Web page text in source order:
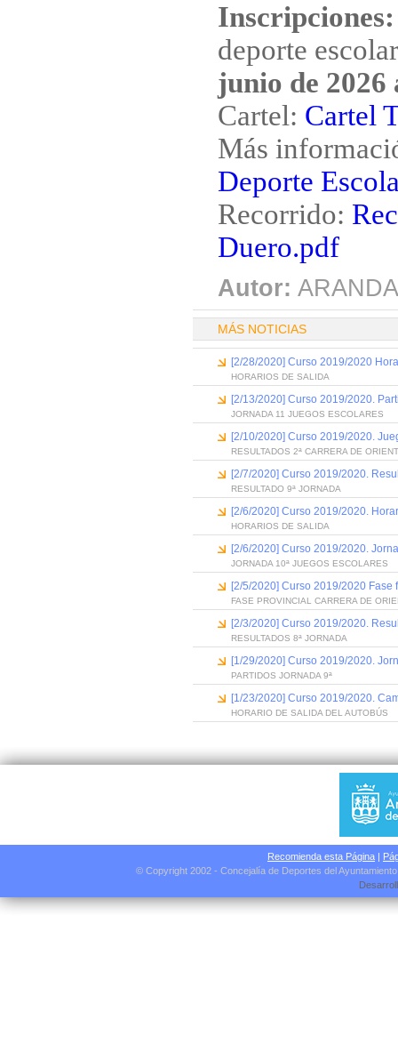
Inscripciones:
deporte
junio de 2026
Cartel: Cartel
Más
Deporte
Recorrido:
Duero.pdf
Autor:
MÁS NOTICIAS
[2/28/2020] Curso 2019/2020
HORARIOS DE SALIDA
[2/13/2020] Curso 2019/2020.
JORNADA 11 JUEGOS ESCOLARES
[2/10/2020] Curso 2019/2020.
RESULTADOS 2ª CARRERA DE
[2/7/2020] Curso 2019/2020.
RESULTADO 9ª JORNADA
[2/6/2020] Curso 2019/2020.
HORARIOS DE SALIDA
[2/6/2020] Curso 2019/2020.
JORNADA 10ª JUEGOS ESCOLARES
[2/5/2020] Curso 2019/2020
FASE PROVINCIAL CARRERA DE
[2/3/2020] Curso 2019/2020.
RESULTADOS 8ª JORNADA
[1/29/2020] Curso 2019/2020.
PARTIDOS JORNADA 9ª
[1/23/2020] Curso 2019/2020.
HORARIO DE SALIDA DEL AUTOBÚS
Recomienda esta Página |
© Copyright 2002 - Concejalía de Deportes del